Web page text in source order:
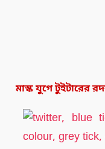
মাস্ক যুগে টুইটারের